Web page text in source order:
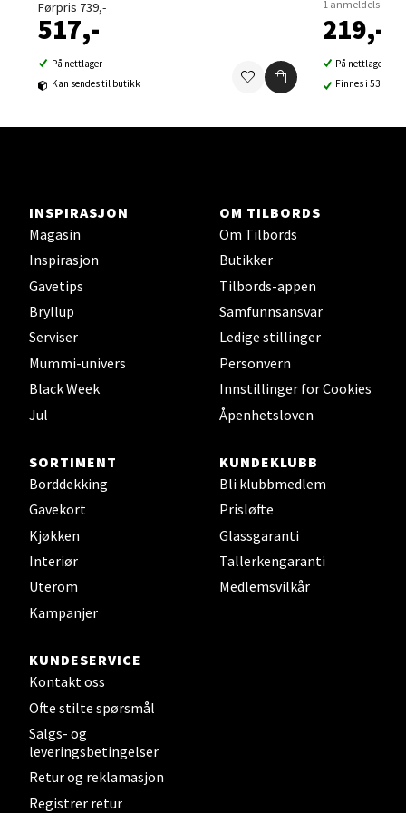
Førpris 739,-
517,-
På nettlager
Kan sendes til butikk
1 anmeldelse
219,-
På nettlager
Finnes i 53
INSPIRASJON
Magasin
Inspirasjon
Gavetips
Bryllup
Serviser
Mummi-univers
Black Week
Jul
OM TILBORDS
Om Tilbords
Butikker
Tilbords-appen
Samfunnsansvar
Ledige stillinger
Personvern
Innstillinger for Cookies
Åpenhetsloven
SORTIMENT
Borddekking
Gavekort
Kjøkken
Interiør
Uterom
Kampanjer
KUNDEKLUBB
Bli klubbmedlem
Prisløfte
Glassgaranti
Tallerkengaranti
Medlemsvilkår
KUNDESERVICE
Kontakt oss
Ofte stilte spørsmål
Salgs- og
leveringsbetingelser
Retur og reklamasjon
Registrer retur
Velg
Sortland - Sortland Storsenter
0 i butikk
Steinkjer - Thon Senter Steinkjer
Sjøfartsgata 2, 7714 Steinkjer
Leirvik - Stord
0 i butikk